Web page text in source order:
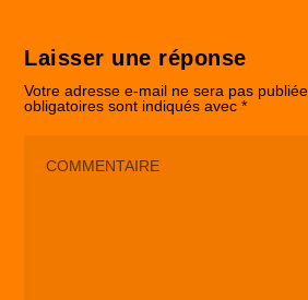
Laisser une réponse
Votre adresse e-mail ne sera pas publiée.
obligatoires sont indiqués avec*